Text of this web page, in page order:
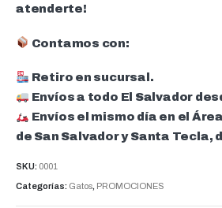
atenderte!
Contamos con:
Retiro en sucursal.
Envíos a todo El Salvador
Envíos el mismo día en el
de San Salvador y Santa Tecla,
SKU: 0001
Categorías: Gatos, PROMOCIONES